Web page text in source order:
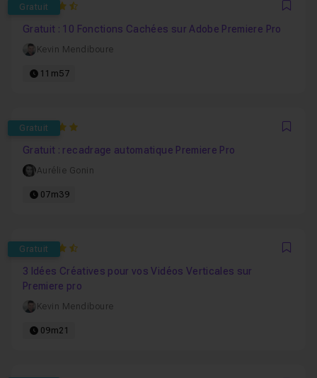
Gratuit
4.8125
Gratuit : 10 Fonctions Cachées sur Adobe Premiere Pro
Kevin Mendiboure
11m57
Gratuit
5
Gratuit : recadrage automatique Premiere Pro
Aurélie Gonin
07m39
Gratuit
4.6666666666667
3 Idées Créatives pour vos Vidéos Verticales sur
Premiere pro
Kevin Mendiboure
09m21